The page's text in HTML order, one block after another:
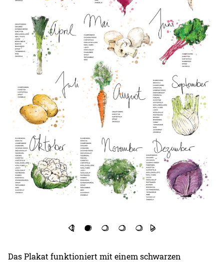
Das Plakat funktioniert mit einem schwarzen